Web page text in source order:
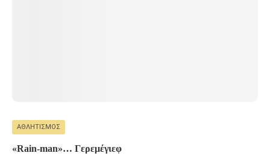
ΑΘΛΗΤΙΣΜΌΣ
«Rain-man»… Γερεμέγιεφ